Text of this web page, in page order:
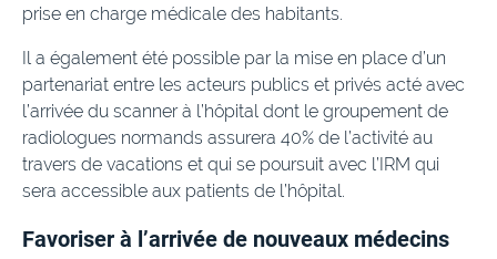
prise en charge médicale des habitants.
Il a également été possible par la mise en place d’un
partenariat entre les acteurs publics et privés acté avec
l’arrivée du scanner à l’hôpital dont le groupement de
radiologues normands assurera 40% de l’activité au
travers de vacations et qui se poursuit avec l’IRM qui
sera accessible aux patients de l’hôpital.
Favoriser à l’arrivée de nouveaux médecins